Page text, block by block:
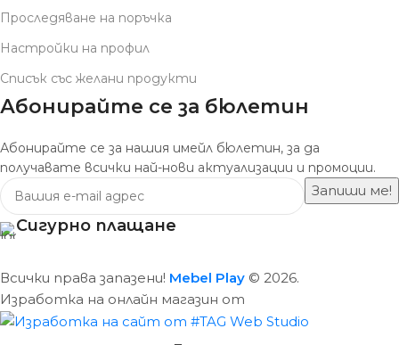
Проследяване на поръчка
Настройки на профил
Списък със желани продукти
Абонирайте се за бюлетин
Абонирайте се за нашия имейл бюлетин, за да
получавате всички най-нови актуализации и промоции.
Сигурно плащане
Всички права запазени! Mebel Play © 2026.
Изработка на онлайн магазин от